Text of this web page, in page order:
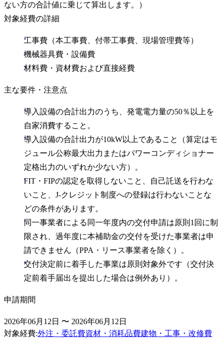
ない方の合計値に乗じて算出します。）
対象経費の詳細
工事費（本工事費、付帯工事費、現場管理費等）
機械器具費・設備費
材料費・資材費および直接経費
主な要件・注意点
導入設備の合計出力のうち、発電電力量の50％以上を
自家消費すること。
導入設備の合計出力が10kW以上であること（算定はモ
ジュール公称最大出力またはパワーコンディショナー
定格出力のいずれか少ない方）。
FIT・FIPの認定を取得しないこと、自己託送を行わな
いこと、J-クレジット制度への登録は行わないことな
どの条件があります。
同一事業者による同一年度内の交付申請は原則1回に制
限され、過年度に本補助金の交付を受けた事業者は申
請できません（PPA・リース事業者を除く）。
交付決定前に着手した事業は原則対象外です（交付決
定前着手届出を提出した場合は例外あり）。
申請期間
2026年06月12日 〜 2026年06月12日
対象経費:外注・委託費資材・消耗品費建物・工事・改修費